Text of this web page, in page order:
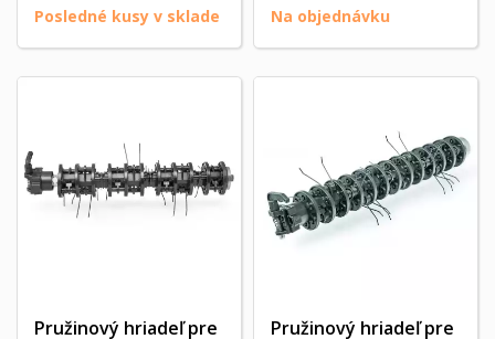
Posledné kusy v sklade Na objednávku
Pružinový hriadeľ pre
Pružinový hriadeľ pre